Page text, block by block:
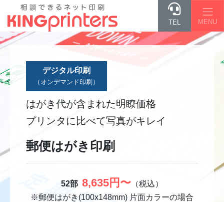
TEL MENU
デジタル印刷
（オンデマンド印刷）
はがき代が含まれた明瞭価格
プリンタに比べて写真がキレイ
郵便はがき印刷
52部 8,635円〜 （税込）
※郵便はがき(100x148mm) 片面カラーの場合